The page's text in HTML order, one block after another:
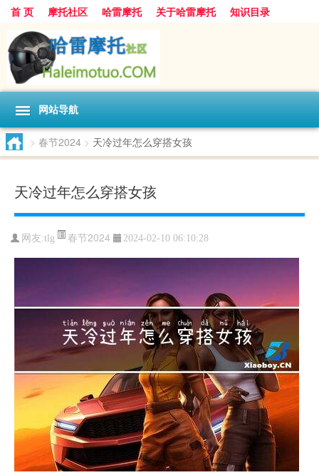
首 页 摩托社区 哈雷摩托 关于哈雷摩托 知识目录
网站导航
> 春节2024 > 天冷过年怎么穿搭女孩
天冷过年怎么穿搭女孩
网友:tlg 春节2024 2024-02-10 06:10:28